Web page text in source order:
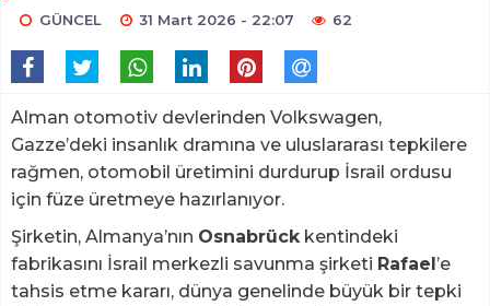
GÜNCEL 31 Mart 2026 - 22:07 62
Alman otomotiv devlerinden Volkswagen,
Gazze’deki insanlık dramına ve uluslararası tepkilere
rağmen, otomobil üretimini durdurup İsrail ordusu
için füze üretmeye hazırlanıyor.
Şirketin, Almanya’nın Osnabrückkentindeki
fabrikasını İsrail merkezli savunma şirketi Rafael’e
tahsis etme kararı, dünya genelinde büyük bir tepki